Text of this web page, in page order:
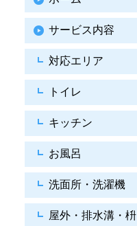
サービス内容
対応エリア
トイレ
キッチン
お風呂
洗面所・洗濯機
屋外・排水溝・枡